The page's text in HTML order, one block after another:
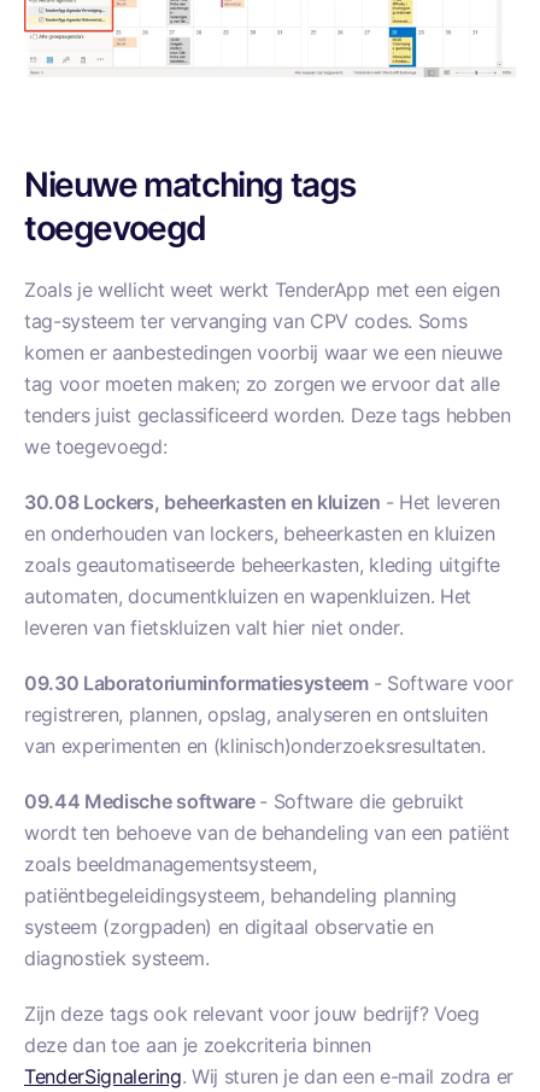
Nieuwe matching tags
toegevoegd
Zoals je wellicht weet werkt TenderApp met een eigen
tag-systeem ter vervanging van CPV codes. Soms
komen er aanbestedingen voorbij waar we een nieuwe
tag voor moeten maken; zo zorgen we ervoor dat alle
tenders juist geclassificeerd worden. Deze tags hebben
we toegevoegd:
30.08 Lockers, beheerkasten en kluizen - Het leveren
en onderhouden van lockers, beheerkasten en kluizen
zoals geautomatiseerde beheerkasten, kleding uitgifte
automaten, documentkluizen en wapenkluizen. Het
leveren van fietskluizen valt hier niet onder.
09.30 Laboratoriuminformatiesysteem - Software voor
registreren, plannen, opslag, analyseren en ontsluiten
van experimenten en (klinisch)onderzoeksresultaten.
09.44 Medische software - Software die gebruikt
wordt ten behoeve van de behandeling van een patiënt
zoals beeldmanagementsysteem,
patiëntbegeleidingsysteem, behandeling planning
systeem (zorgpaden) en digitaal observatie en
diagnostiek systeem.
Zijn deze tags ook relevant voor jouw bedrijf? Voeg
deze dan toe aan je zoekcriteria binnen
TenderSignalering. Wij sturen je dan een e-mail zodra er